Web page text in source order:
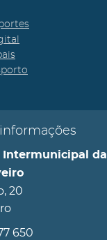
Intermunicipal da
20
650